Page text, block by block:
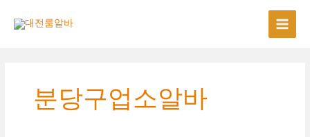
분당구업소알바